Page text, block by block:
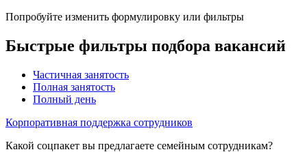
Попробуйте изменить формулировку или фильтры
Быстрые фильтры подбора вакансий
Частичная занятость
Полная занятость
Полный день
Корпоративная поддержка сотрудников
Какой соцпакет вы предлагаете семейным сотрудникам?